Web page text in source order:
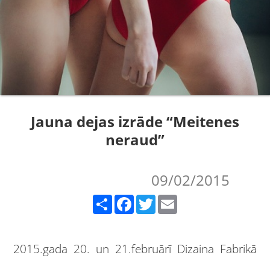
Jauna dejas izrāde “Meitenes
neraud”
09/02/2015
Facebook Twitter
2015.gada 20. un 21.februārī Dizaina Fabrikā